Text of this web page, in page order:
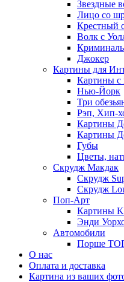
Звездные
Лицо со
Крестный
Волк с
Джокер
Картины для
Картины с
Нью-Йорк
Три
Рэп, Хип-
Картины
Картины
Губы
Цветы,
Скрудж Макдак
Скрудж
Скрудж
Поп-Арт
Картины
Энди
Автомобили
Порше
О нас
Оплата и доставка
Картина из ваших